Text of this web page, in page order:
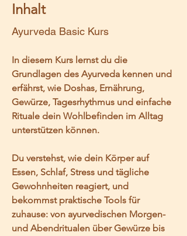
Inhalt
Ayurveda Basic Kurs
In diesem Kurs lernst du die
Grundlagen des Ayurveda kennen und
erfährst, wie Doshas, Ernährung,
Gewürze, Tagesrhythmus und einfache
Rituale dein Wohlbefinden im Alltag
unterstützen können.
Du verstehst, wie dein Körper auf
Essen, Schlaf, Stress und tägliche
Gewohnheiten reagiert, und
bekommst praktische Tools für
zuhause: von ayurvedischen Morgen-
und Abendritualen über Gewürze bis